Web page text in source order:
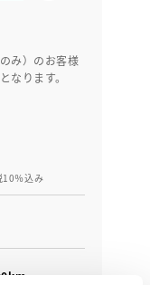
み）のお客様
なります。
％込み